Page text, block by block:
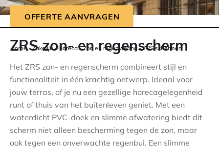
Zakelijk
Projecten
Showroom
Contact
OFFERTE AANVRAGEN
Home-Zakelijk-Horeca-Zon en regenwering-ZRS schermen
ZRS zon- en regenscherm
Het ZRS zon- en regenscherm combineert stijl en
functionaliteit in één krachtig ontwerp. Ideaal voor
jouw terras, of je nu een gezellige horecagelegenheid
runt of thuis van het buitenleven geniet. Met een
waterdicht PVC-doek en slimme afwatering biedt dit
scherm niet alleen bescherming tegen de zon, maar
ook tegen een onverwachte regenbui. Een slimme